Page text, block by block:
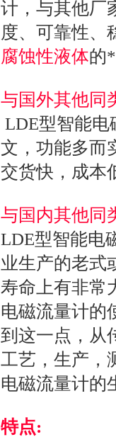
计，与其他厂
度、可靠性、
腐蚀性液体的
与国外其他同
LDE型智能电
文，功能多而
交货快，成本
与国内其他同
LDE型智能电
业生产的老式
寿命上有非常
电磁流量计的
到这一点，从
工艺，生产，
电磁流量计的
特点: